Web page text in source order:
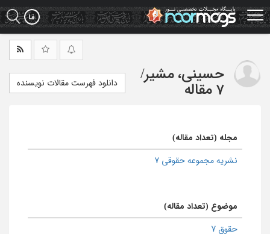
Skip
to
main
حسینی، مشیر/
7 مقاله
دانلود فهرست مقالات نویسنده
مجله (تعداد مقاله)
نشریه مجموعه حقوقی 7
موضوع (تعداد مقاله)
حقوق 7